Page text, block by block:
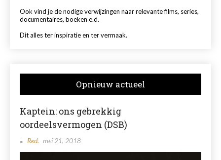
Ook vind je de nodige verwijzingen naar relevante films, series,
documentaires, boeken e.d.
Dit alles ter inspiratie en ter vermaak.
Opnieuw actueel
Kaptein: ons gebrekkig
oordeelsvermogen (DSB)
Red. mei 21, 2018